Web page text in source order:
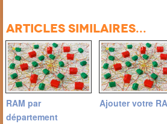
Articles similaires...
RAM par
département
Ajouter votre